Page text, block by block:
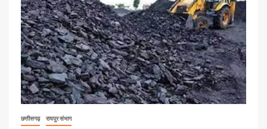
छत्तीसगढ़ रायपुर संभाग